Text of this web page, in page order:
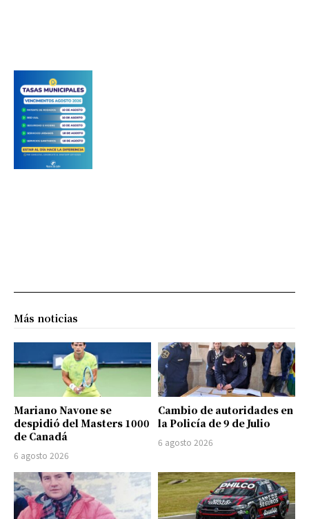
Más noticias
Mariano Navone se
despidió del Masters 1000
de Canadá
6 agosto 2026
Cambio de autoridades en
la Policía de 9 de Julio
6 agosto 2026